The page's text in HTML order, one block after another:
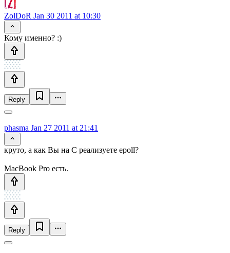
ZolDoR Jan 30 2011 at 10:30
Кому именно? :)
Reply
phasma Jan 27 2011 at 21:41
круто, а как Вы на C реализуете epoll?
MacBook Pro есть.
Reply